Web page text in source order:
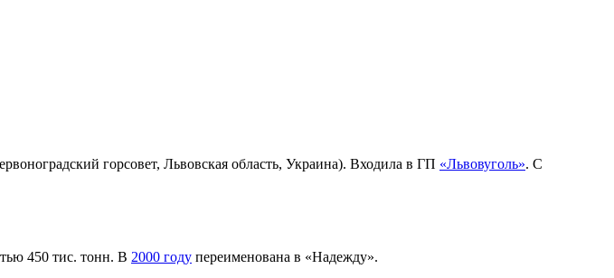
горсовет, Львовская область, Украина). Входила в ГП «Львовуголь». С
450 тис. тонн. В 2000 году переименована в «Надежду».